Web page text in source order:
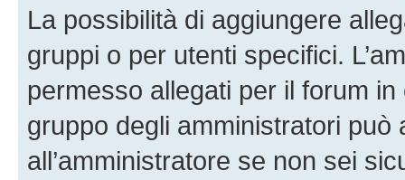
La possibilità di aggiungere
gruppi o per utenti specifici.
permesso allegati per il forum
gruppo degli amministratori può
all’amministratore se non sei